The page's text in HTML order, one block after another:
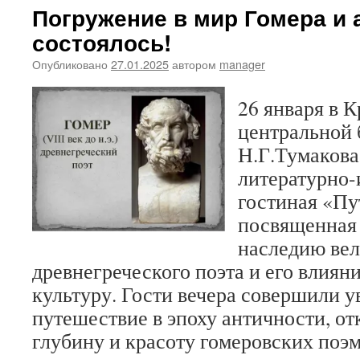
Погружение в мир Гомера и
состоялось!
Опубликовано 27.01.2025автором manager
26 января в
центральной
гостиная
наследию
древнегреческого поэта и его
культуру. Гости вечера совершили
путешествие в эпоху античности,
глубину и красоту гомеровских